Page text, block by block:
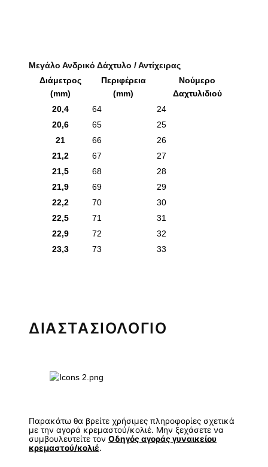
Μεγάλο Ανδρικό Δάχτυλο / Αντίχειρας
Διάμετρος
(mm)
Περιφέρεια
(mm)
Νούμερο
Δαχτυλιδιού
20,4
64
24
20,6
65
25
21
66
26
21,2
67
27
21,5
68
28
21,9
69
29
22,2
70
30
22,5
71
31
22,9
72
32
23,3
73 33
ΔΙΑΣΤΑΣΙΟΛΟΓΙΟ
Παρακάτω θα βρείτε χρήσιμες πληροφορίες σχετικά
με την αγορά κρεμαστού/κολιέ. Μην ξεχάσετε να
συμβουλευτείτε τον Οδηγός αγοράς γυναικείου
κρεμαστού/κολιέ.